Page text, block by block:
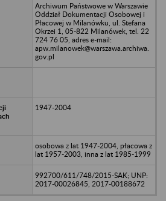
Archiwum Państwowe w Warszawie
Oddział Dokumentacji Osobowej i
Płacowej w Milanówku, ul. Stefana
Okrzei 1, 05-822 Milanówek, tel. 22
724 76 05, adres e-mail:
apw.milanowek@warszawa.archiwa.
gov.pl
1947-2004
osobowa z lat 1947-2004, płacowa z
lat 1957-2003, inna z lat 1985-1999
992700/611/748/2015-SAK; UNP:
2017-00026845, 2017-00188672